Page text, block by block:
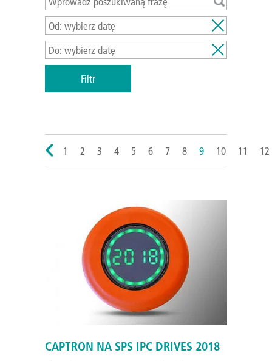
1 2 3 4 5 6 7 8 9 10 11 12
CAPTRON NA SPS IPC DRIVES 2018